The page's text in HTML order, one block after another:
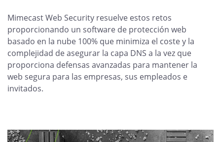
Mimecast Web Security resuelve estos retos
proporcionando un software de protección web
basado en la nube 100% que minimiza el coste y la
complejidad de asegurar la capa DNS a la vez que
proporciona defensas avanzadas para mantener la
web segura para las empresas, sus empleados e
invitados.